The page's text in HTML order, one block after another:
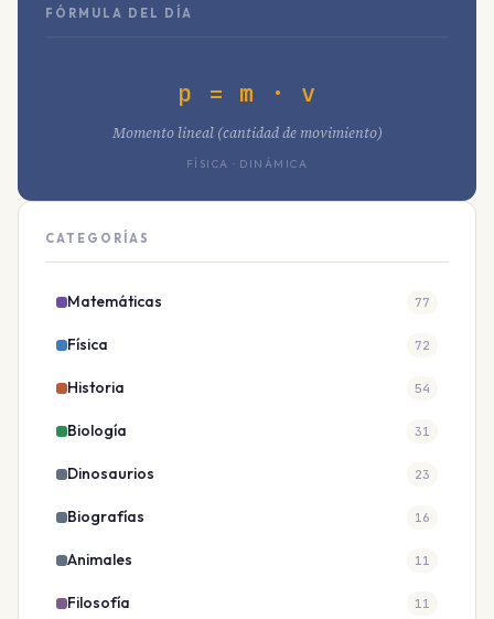
FÓRMULA DEL DÍA
p = m · v
Momento lineal (cantidad de movimiento)
FÍSICA · DINÁMICA
CATEGORÍAS
Matemáticas 77
Física 72
Historia 54
Biología 31
Dinosaurios 23
Biografías 16
Animales 11
Filosofía 11